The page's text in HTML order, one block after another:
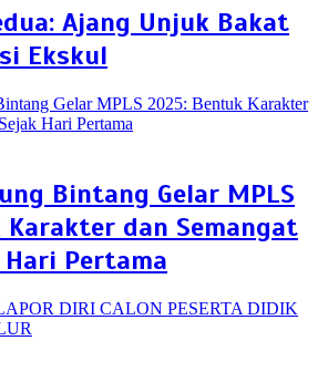
Ajang Unjuk Bakat
Ekskul
Bintang Gelar MPLS
Karakter dan Semangat
Pertama